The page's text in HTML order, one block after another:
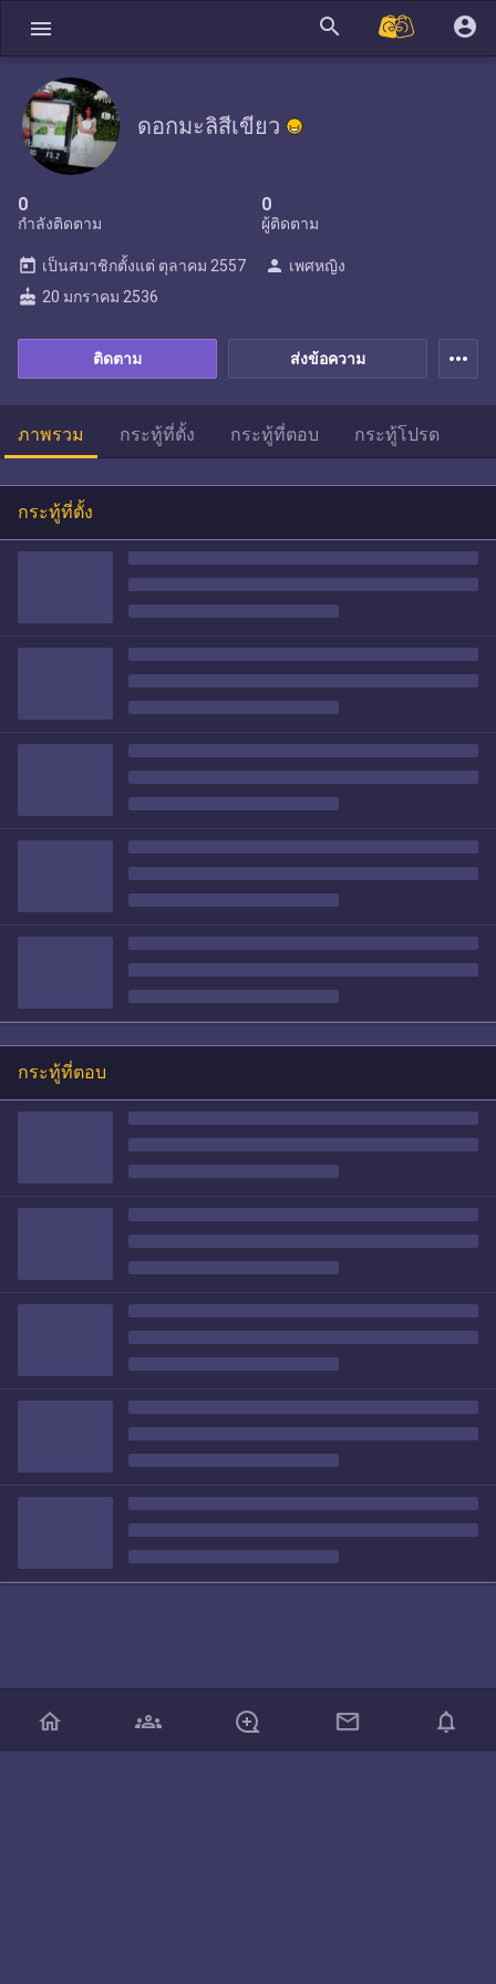
menu search account_circle
ดอกมะลิสีเขียว
0
กำลังติดตาม
0
ผู้ติดตาม
ส่งข้อความ
ติดตาม
today เป็นสมาชิกตั้งแต่ ตุลาคม 2557 person เพศหญิง
cake 20 มกราคม 2536
more_horiz
ภาพรวม กระทู้ที่ตั้ง กระทู้ที่ตอบ กระทู้โปรด
กระทู้ที่ตั้ง
กระทู้ที่ตอบ